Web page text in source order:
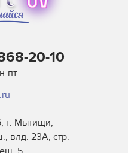
20-10
пт
г. Мытищи,
влд. 23А, стр.